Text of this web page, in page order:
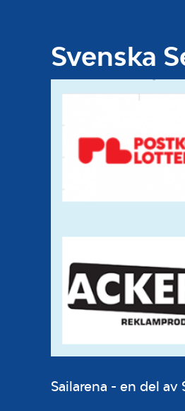
Svenska
Sailarena - en del